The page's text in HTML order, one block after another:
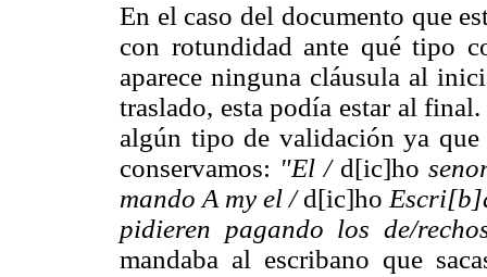
En el caso del documento que
con rotundidad ante qué tipo
aparece ninguna cláusula al
traslado, esta podía estar al
algún tipo de validación ya
conservamos: "El /d[ic]ho
mando A my el /d[ic]ho
pidieren pagando los de/
mandaba al escribano que